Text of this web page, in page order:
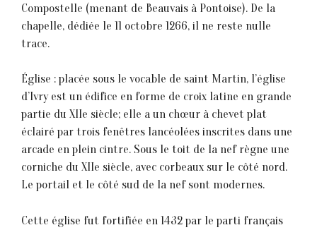
Compostelle (menant de Beauvais à Pontoise). De la
chapelle, dédiée le 11 octobre 1266, il ne reste nulle
trace.
Église : placée sous le vocable de saint Martin, l’église
d’Ivry est un édifice en forme de croix latine en grande
partie du XIIe siècle; elle a un chœur à chevet plat
éclairé par trois fenêtres lancéolées inscrites dans une
arcade en plein cintre. Sous le toit de la nef règne une
corniche du XIIe siècle, avec corbeaux sur le côté nord.
Le portail et le côté sud de la nef sont modernes.
Cette église fut fortifiée en 1432 par le parti français